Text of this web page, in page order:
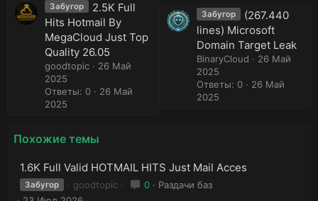
Забугор
2.5K Full
Hits Hotmail By
MegaCloud Just Top
Quality 26.05
goodtopic
26 Май
2025
Ответы: 0
26 Май
2025
Забугор
(267.440
lines) Microsoft
Domain Target Leak
BinaryCloud
26 Май
2025
Ответы: 0
26 Май
2025
Похожие темы
1.6K Full Valid HOTMAIL HITS Just Mail Acces
Забугор goodtopic 0
Раздачи баз